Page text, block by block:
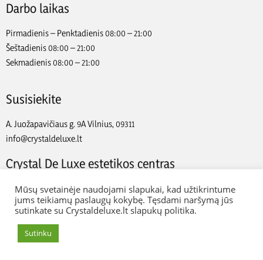
Darbo laikas
Pirmadienis – Penktadienis 08:00 – 21:00
Šeštadienis 08:00 – 21:00
Sekmadienis 08:00 – 21:00
Susisiekite
A. Juožapavičiaus g. 9A Vilnius, 09311
info@crystaldeluxe.lt
Crystal De Luxe estetikos centras
2022 Crystal De Luxe estetikos centras. Visos teisės saugomos.
Mūsų svetainėje naudojami slapukai, kad užtikrintume
jums teikiamų paslaugų kokybę. Tęsdami naršymą jūs
sutinkate su Crystaldeluxe.lt slapukų politika.
Sutinku